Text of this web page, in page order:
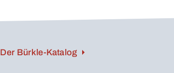
Der Bürkle-Katalog